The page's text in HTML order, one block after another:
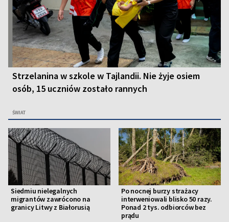
Strzelanina w szkole w Tajlandii. Nie żyje osiem
osób, 15 uczniów zostało rannych
ŚWIAT
Siedmiu nielegalnych
migrantów zawrócono na
granicy Litwy z Białorusią
Po nocnej burzy strażacy
interweniowali blisko 50 razy.
Ponad 2 tys. odbiorców bez
prądu